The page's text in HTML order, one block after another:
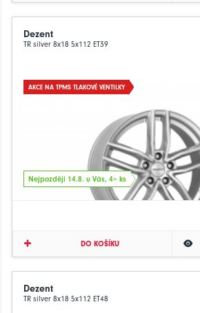
Dezent
TR silver 8x18 5x112 ET39
AKCE NA TPMS TLAKOVÉ VENTILKY
Nejpozději 14.8. u Vás, 4+ ks
DO KOŠÍKU
Dezent
TR silver 8x18 5x112 ET48